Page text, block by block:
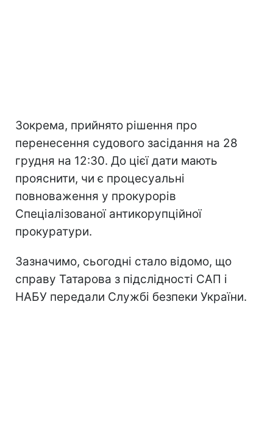
Зокрема, прийнято рішення про
перенесення судового засідання на 28
грудня на 12:30. До цієї дати мають
прояснити, чи є процесуальні
повноваження у прокурорів
Спеціалізованої антикорупційної
прокуратури.
Зазначимо, сьогодні стало відомо, що
справу Татарова з підслідності САП і
НАБУ передали Службі безпеки України.